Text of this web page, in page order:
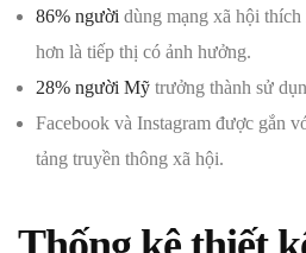
86% người dùng mạng xã hội
hơn là tiếp thị có ảnh hưởng.
28% người Mỹ trưởng thành sử
Facebook và Instagram được gắn
tảng truyền thông xã hội.